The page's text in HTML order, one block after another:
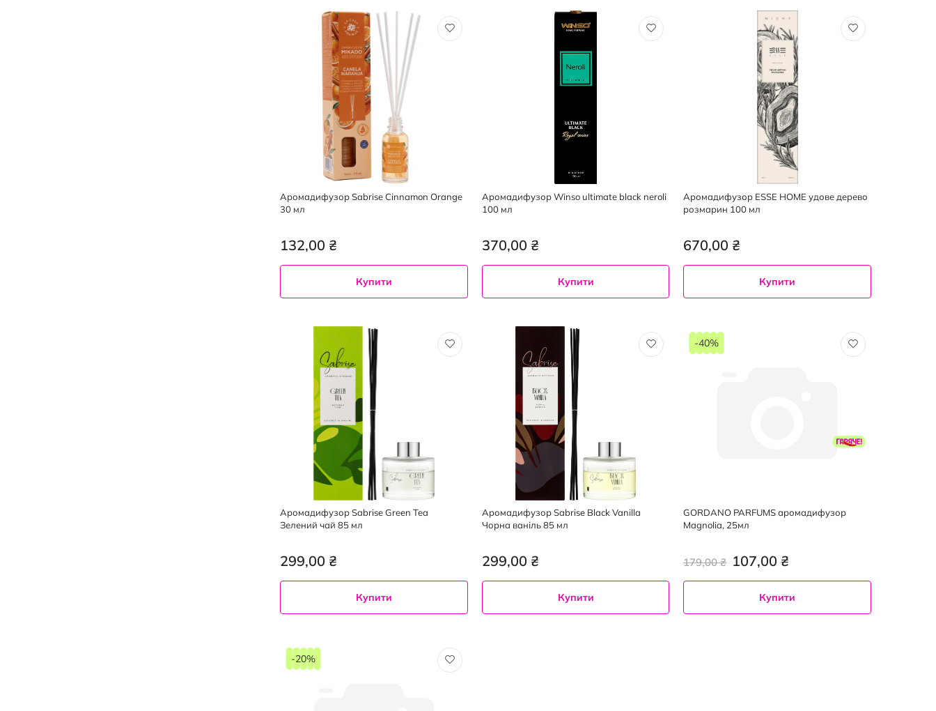
Аромадифузор Sabrise Cinnamon Orange
30 мл
132,00 ₴
Купити
Аромадифузор Winso ultimate black neroli
100 мл
370,00 ₴
Купити
Аромадифузор ESSE HOME удове дерево
розмарин 100 мл
670,00 ₴
Купити
Аромадифузор Sabrise Green Tea
Зелений чай 85 мл
299,00 ₴
Купити
Аромадифузор Sabrise Black Vanilla
Чорна ваніль 85 мл
299,00 ₴
Купити
GORDANO PARFUMS аромадифузор
Magnolia, 25мл
107,00 ₴
179,00 ₴
-40%
Купити
-20%